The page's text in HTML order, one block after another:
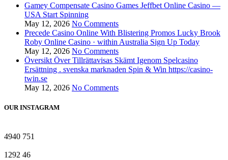
Gamey Compensate Casino Games Jeffbet Online Casino —
USA Start Spinning
May 12, 2026 No Comments
Precede Casino Online With Blistering Promos Lucky Brook
Roby Online Casino · within Australia Sign Up Today
May 12, 2026 No Comments
Översikt Över Tillrättavisas Skämt Igenom Spelcasino
Ersättning . svenska marknaden Spin & Win https://casino-
twin.se
May 12, 2026 No Comments
OUR INSTAGRAM
4940 751
1292 46